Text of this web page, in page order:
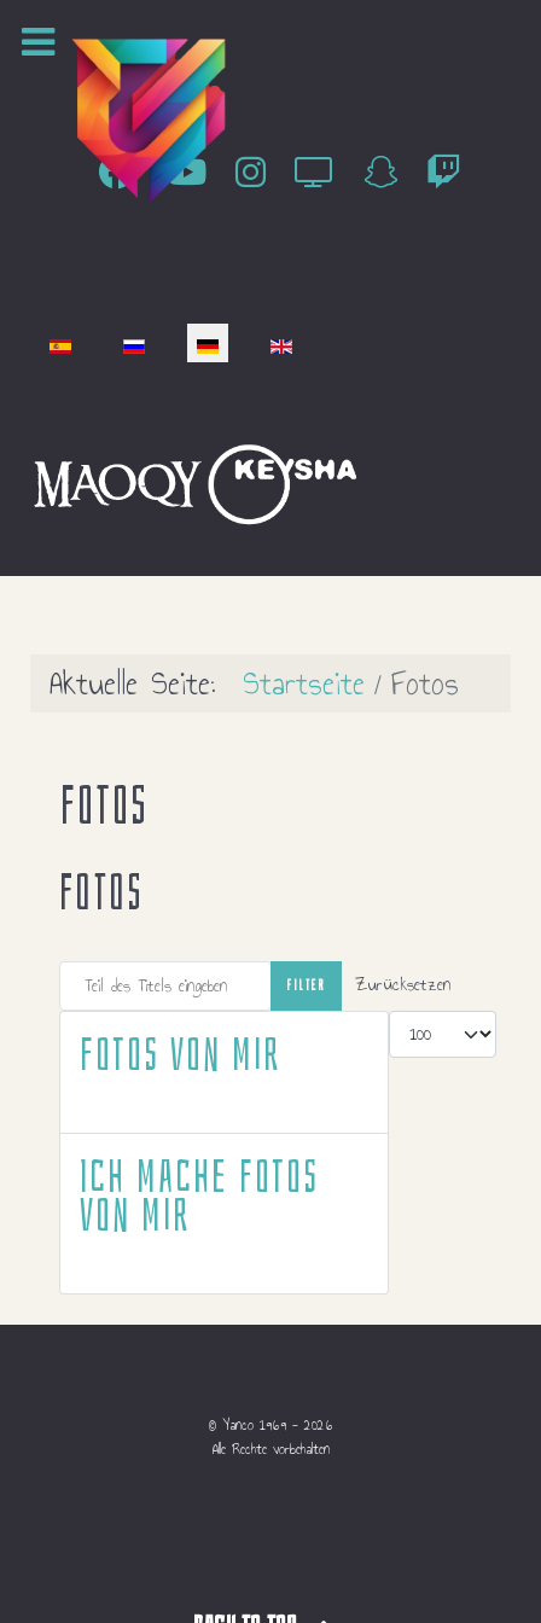
Sprache auswählen
Aktuelle Seite: Startseite Fotos
Fotos
Fotos
Teil des Titels eingeben
FILTER Zurücksetzen
Anzeige #
Fotos von mir
Ich mache Fotos
von mir
© Yanco 1969 - 2026
Alle Rechte vorbehalten